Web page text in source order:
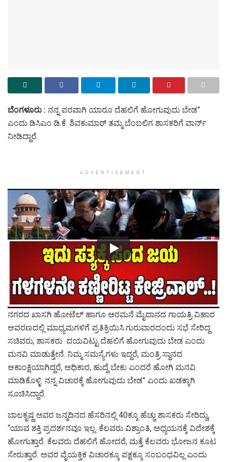
ಬೆಂಗಳೂರು : ನನ್ನ ಪರವಾಗಿ ಯಾರೂ ದೆಹಲಿಗೆ ಹೋಗುವುದು ಬೇಡ”
ಎಂದು ಡಿಸಿಎಂ ಡಿ.ಕೆ. ಶಿವಕುಮಾರ್ ತಮ್ಮ ಬೆಂಬಲಿಗ ಶಾಸಕರಿಗೆ ವಾರ್ನ್
ನೀಡಿದ್ದಾರೆ.
ADVERTISEMENT
ನಗರದ ಖಾಸಗಿ ಹೋಟೆಲ್ ಹಾಗೂ ಅರಮನೆ ಮೈದಾನದ ಗಾಯತ್ರಿ ವಿಹಾರ
ಆವರಣದಲ್ಲಿ ಮಾಧ್ಯಮಗಳಿಗೆ ಪ್ರತಿಕ್ರಿಯಿಸಿ.ಗುರುವಾರದಂದು ಸಭೆ ಸೇರಿದ್ದ
ಸಚಿವರು, ಶಾಸಕರು ದಯವಿಟ್ಟು ದೆಹಲಿಗೆ ಹೋಗುವುದು ಬೇಡ ಎಂದು
ಮನವಿ ಮಾಡುತ್ತೇನೆ. ನಿಮ್ಮ ಸಮಸ್ಯೆಗಳು ಇದ್ದರೆ, ಮಂತ್ರಿ ಸ್ಥಾನದ
ಆಕಾಂಕ್ಷಿಯಾಗಿದ್ದರೆ, ಅಧಿಕಾರ, ಹುದ್ದೆ ಬೇಕು ಎಂದರೆ ಹೋಗಿ ಮನವಿ
ಮಾಡಿಕೊಳ್ಳಿ. ನನ್ನ ವಿಚಾರಕ್ಕೆ ಹೋಗುವುದು ಬೇಡ” ಎಂದು ಖಡಕ್ಕಾಗಿ
ಸೂಚಿಸಿದ್ದಾರೆ.
ಬಾಲಕೃಷ್ಣ ಅವರ ಜನ್ಮದಿನದ ಹೆಸರಿನಲ್ಲಿ 40ಕ್ಕೂ ಹೆಚ್ಚು ಶಾಸಕರು ಸೇರಿದ್ದು,
“ಯಾವ ಶಕ್ತಿ ಪ್ರದರ್ಶನವೂ ಇಲ್ಲ. ಕೆಲವರು ವಿಶ್ರಾಂತಿ, ಅಧ್ಯಯನಕ್ಕೆ ವಿದೇಶಕ್ಕೆ
ಹೋಗುತ್ತಾರೆ. ಕೆಲವರು ದೆಹಲಿಗೆ ಹೋದರೆ, ಮತ್ತೆ ಕೆಲವರು ಭೋಜನ ಕೂಟ
ಸೇರುತ್ತಾರೆ. ಅವರ ವೈಯಕ್ತಿಕ ವಿಚಾರಕ್ಕೂ ಪಕ್ಷಕ್ಕೂ ಸಂಬಂಧವಿಲ್ಲ ಎಂದು